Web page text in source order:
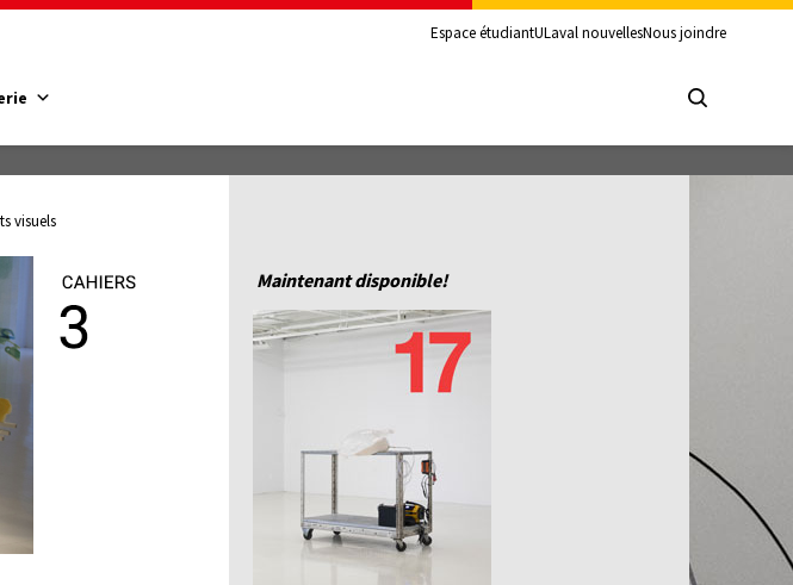
Espace étudiantULaval nouvellesNous joindre
visuels
Maintenant disponible!